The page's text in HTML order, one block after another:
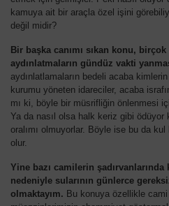
kamuya ait bir araçla özel işini
değil midir?
Bir başka canımı sıkan konu,
aydınlatmaların gündüz vakti
aydınlatlamaların bedeli acaba
kurumu yöneten idareciler, acaba
mı ki, böyle bir müsrifliğin önlenmesi
Ya da nasıl olsa halk keriz gibi
oralımı olmuyorlar. Böyle ise bu da
olur.
Yine bazı camilerin şadırvanlarında
nedeniyle sularının günlerce
olmaktayım. Bu konuya özellikle